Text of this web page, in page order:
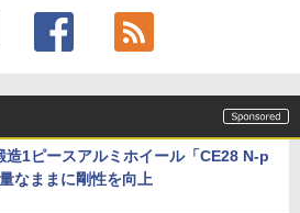
造1ピースアルミホイール「CE28 N-p
なままに剛性を向上